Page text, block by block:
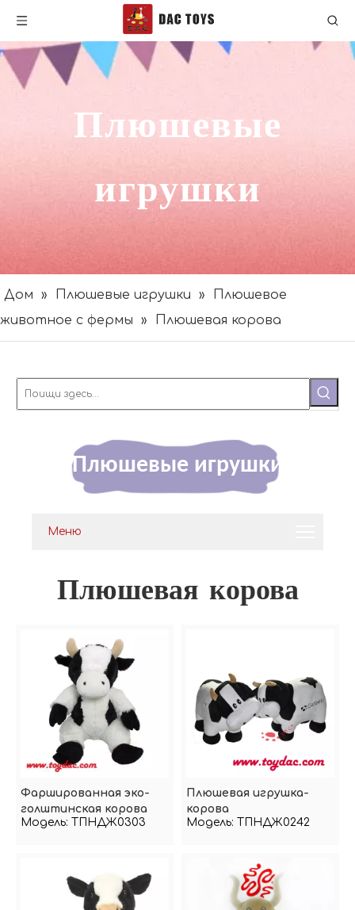
Плюшевые
игрушки
Дом » Плюшевые игрушки »
Плюшевое
животное с фермы
» Плюшевая корова
Плюшевые игрушки
Меню
Плюшевая корова
Фаршированная эко-
голштинская корова
Модель: ТПНДЖ0303
Плюшевая игрушка-
корова
Модель: ТПНДЖ0242